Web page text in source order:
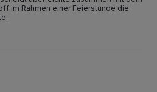
im Rahmen einer Feierstunde die